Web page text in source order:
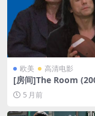
欧美 高清电影
[房间]The Room
网盘+夸克网盘
删减资源][网盘在线
载][MP4/6.8GB][中
5 月前